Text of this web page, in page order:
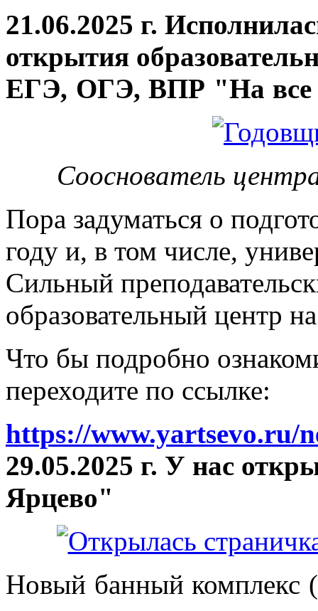
21.06.2025 г.
открытия
ЕГЭ, ОГЭ, ВПР "На все
Сооснователь
Пора задуматься о
году и, в том числе,
Сильный
образовательный центр
Что бы подробно
переходите по ссылке:
https://www.yartsevo.ru/
29.05.2025 г. У нас
Ярцево"
Новый банный комплекс